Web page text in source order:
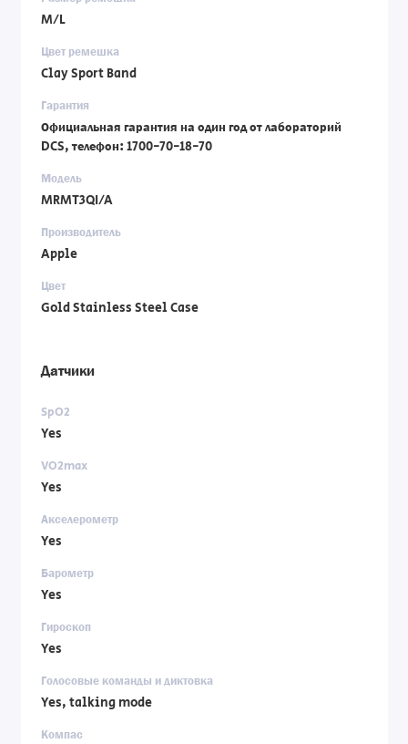
M/L
Цвет ремешка
Clay Sport Band
Гарантия
Официальная гарантия на один год от лабораторий
DCS, телефон: 1700-70-18-70
Модель
MRMT3QI/A
Производитель
Apple
Цвет
Gold Stainless Steel Case
Датчики
SpO2
Yes
VO2max
Yes
Акселерометр
Yes
Барометр
Yes
Гироскоп
Yes
Голосовые команды и диктовка
Yes, talking mode
Компас